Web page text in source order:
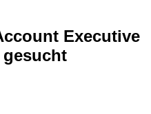
Executive